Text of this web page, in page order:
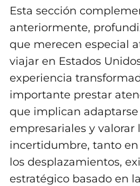
Esta sección
anteriormente,
que merecen especial
viajar en Estados
experiencia
importante prestar
que implican
empresariales y valorar
incertidumbre, tanto
los desplazamientos,
estratégico basado en